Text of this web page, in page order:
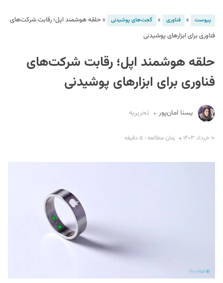
پیوست » فناوری » گجت‌های پوشیدنی » حلقه هوشمند اپل؛ رقابت شرکت‌های
فناوری برای ابزارهای پوشیدنی
حلقه هوشمند اپل؛ رقابت شرکت‌های
فناوری برای ابزارهای پوشیدنی
یسنا امان‌پور تحریریه
۱۰ خرداد ۱۴۰۳ زمان مطالعه : ۵ دقیقه